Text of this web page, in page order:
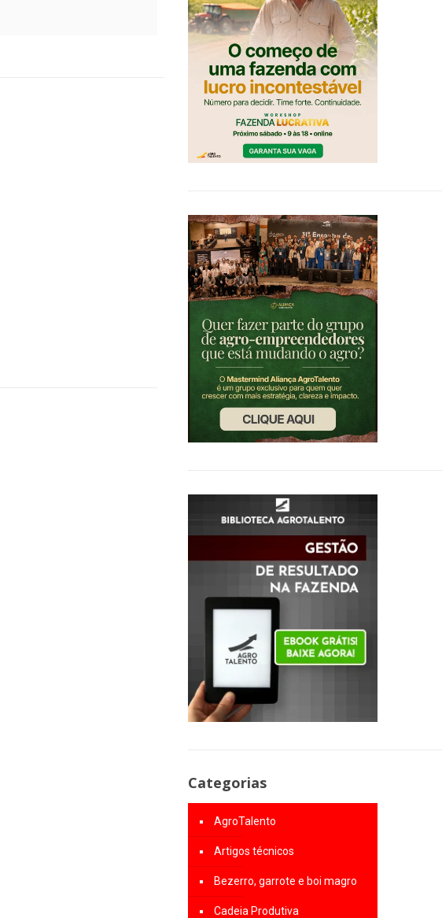
Categorias
AgroTalento
Artigos técnicos
Bezerro, garrote e boi magro
Cadeia Produtiva